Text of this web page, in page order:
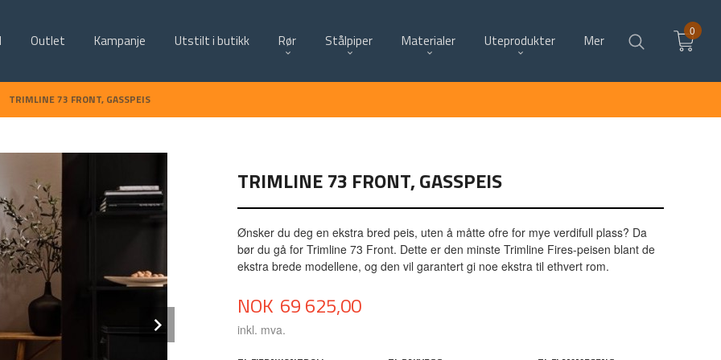
Outlet Kampanje Utstilt i butikk Rør Stålpiper Materialer Uteprodukter Mer
0
TRIMLINE 73 FRONT, GASSPEIS
TRIMLINE 73 FRONT, GASSPEIS
Ønsker du deg en ekstra bred peis, uten å måtte ofre for mye verdifull plass? Da
bør du gå for Trimline 73 Front. Dette er den minste Trimline Fires-peisen blant de
ekstra brede modellene, og den vil garantert gi noe ekstra til ethvert rom.
Pris
NOK 69 625,00
inkl. mva.